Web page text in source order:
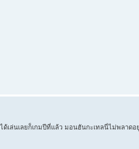
เล่นเลยก็เกมปีที่แล้ว มอนฮันกะเทลนี่ไม่พลาด